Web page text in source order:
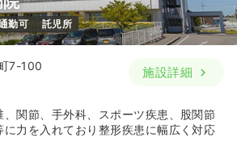
勤可 託児所
7-100
施設詳細
、関節、手外科、スポーツ疾患、股関節
に力を入れており整形疾患に幅広く対応